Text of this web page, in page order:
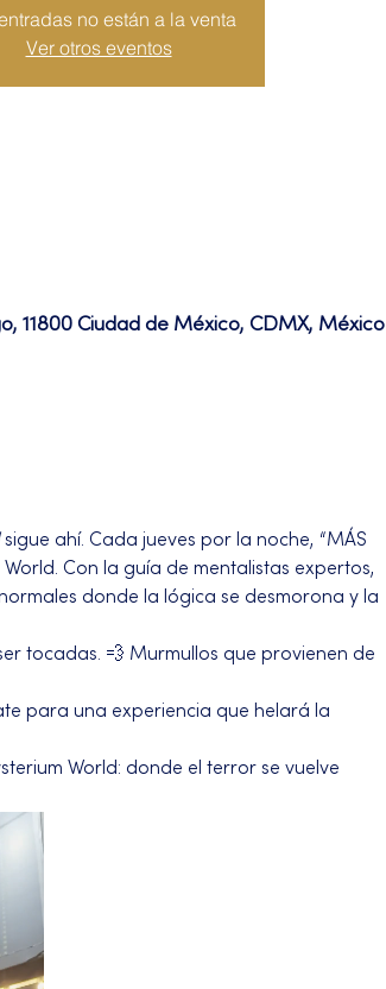
no están a la venta
Ver otros eventos
11800 Ciudad de México, CDMX, México
sigue ahí. Cada jueves por la noche, “MÁS
Con la guía de mentalistas expertos,
donde la lógica se desmorona y la
tocadas. 💨 Murmullos que provienen de
para una experiencia que helará la
World: donde el terror se vuelve